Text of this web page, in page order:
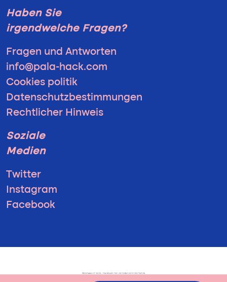
Haben Sie
irgendwelche Fragen?
Fragen und Antworten
info@pala-hack.com
Cookies politik
Datenschutzbestimmungen
Rechtlicher Hinweis
Soziale
Medien
Twitter
Instagram
Facebook